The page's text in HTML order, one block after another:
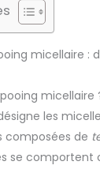
micellaire :
micellaire
les
composées de
se comportent